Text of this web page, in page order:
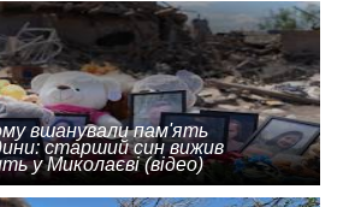
вшанували пам'ять
старший син вижив
у Миколаєві (відео)